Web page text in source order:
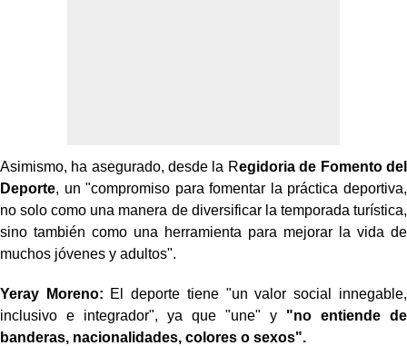
Asimismo, ha asegurado, desde la Regidoria de Fomento del
Deporte, un "compromiso para fomentar la práctica deportiva,
no solo como una manera de diversificar la temporada turística,
sino también como una herramienta para mejorar la vida de
muchos jóvenes y adultos".
Yeray Moreno: El deporte tiene "un valor social innegable,
inclusivo e integrador", ya que "une" y "no entiende de
banderas, nacionalidades, colores o sexos".